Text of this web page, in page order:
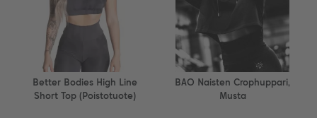
Better Bodies High Line
Short Top (Poistotuote)
BAO Naisten Crophuppari,
Musta